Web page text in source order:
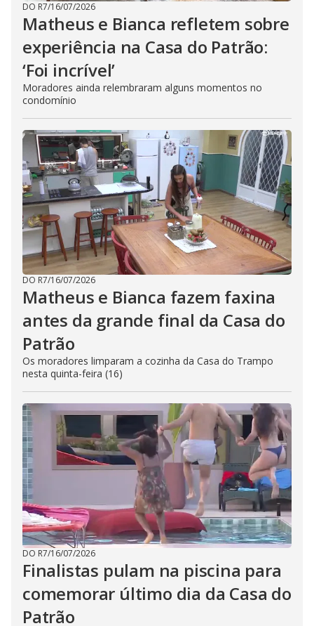
DO R7/16/07/2026
Matheus e Bianca refletem sobre
experiência na Casa do Patrão:
‘Foi incrível’
Moradores ainda relembraram alguns momentos no
condomínio
DO R7/16/07/2026
Matheus e Bianca fazem faxina
antes da grande final da Casa do
Patrão
Os moradores limparam a cozinha da Casa do Trampo
nesta quinta-feira (16)
DO R7/16/07/2026
Finalistas pulam na piscina para
comemorar último dia da Casa do
Patrão